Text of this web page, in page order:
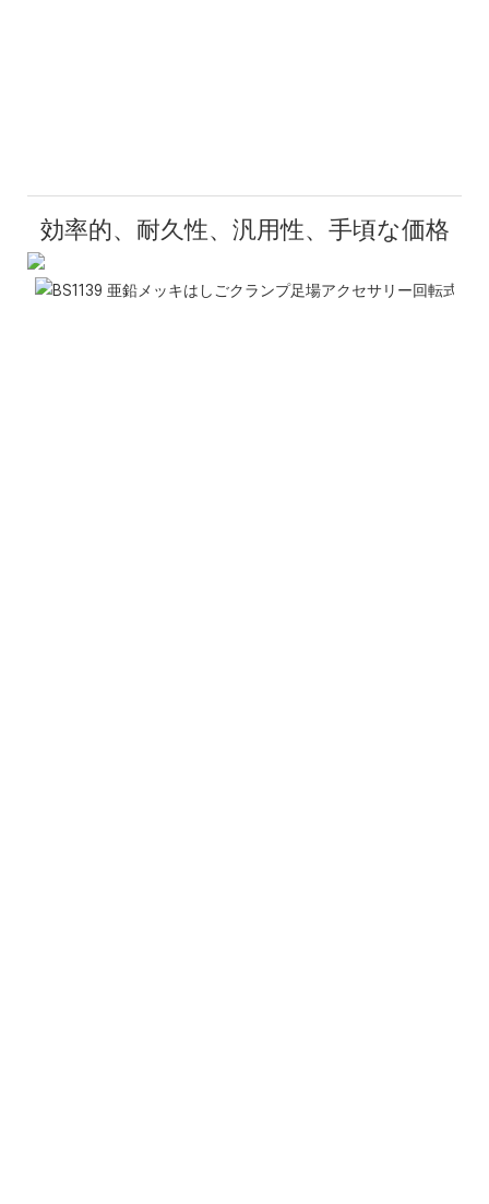
効率的、耐久性、汎用性、手頃な価格